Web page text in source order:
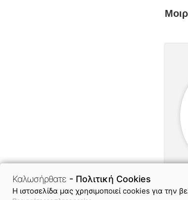
Καλωσήρθατε - Πολιτική Cookies
H ιστοσελίδα μας χρησιμοποιεί cookies για